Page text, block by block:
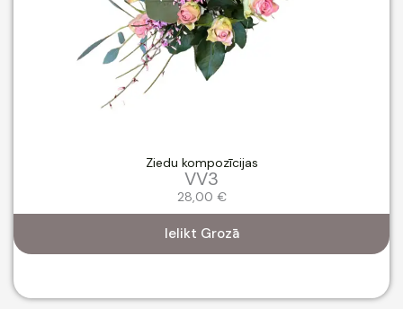
Ziedu kompozīcijas
VV3
28,00 €
Ielikt Grozā